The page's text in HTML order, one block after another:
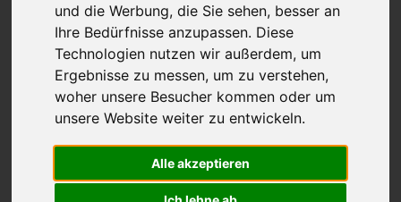
und die Werbung, die Sie sehen, besser an
Ihre Bedürfnisse anzupassen. Diese
Technologien nutzen wir außerdem, um
Ergebnisse zu messen, um zu verstehen,
woher unsere Besucher kommen oder um
unsere Website weiter zu entwickeln.
Alle akzeptieren
Wildtiere stehen im Winter vor besonderen Herausforderungen.